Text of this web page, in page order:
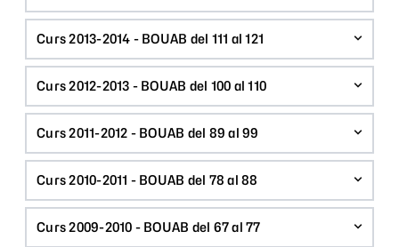
Curs 2013-2014 - BOUAB del 111 al 121
Curs 2012-2013 - BOUAB del 100 al 110
Curs 2011-2012 - BOUAB del 89 al 99
Curs 2010-2011 - BOUAB del 78 al 88
Curs 2009-2010 - BOUAB del 67 al 77